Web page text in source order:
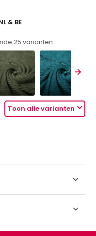
& BE
25 varianten:
Toon alle varianten